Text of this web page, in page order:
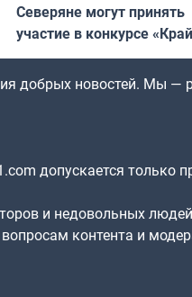
Северяне могут принять
участие в конкурсе
северной границы:
по Печенгскому округу»
добрых новостей. Мы —
допускается
и недовольных
контента и